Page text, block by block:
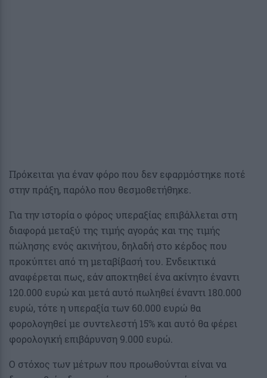
Πρόκειται για έναν φόρο που δεν εφαρμόστηκε ποτέ
στην πράξη, παρόλο που θεσμοθετήθηκε.
Για την ιστορία ο φόρος υπεραξίας επιβάλλεται στη
διαφορά μεταξύ της τιμής αγοράς και της τιμής
πώλησης ενός ακινήτου, δηλαδή στο κέρδος που
προκύπτει από τη μεταβίβασή του. Ενδεικτικά
αναφέρεται πως, εάν αποκτηθεί ένα ακίνητο έναντι
120.000 ευρώ και μετά αυτό πωληθεί έναντι 180.000
ευρώ, τότε η υπεραξία των 60.000 ευρώ θα
φορολογηθεί με συντελεστή 15% και αυτό θα φέρει
φορολογική επιβάρυνση 9.000 ευρώ.
Ο στόχος των μέτρων που προωθούνται είναι να